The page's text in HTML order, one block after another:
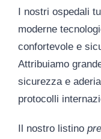
I nostri ospedali
moderne
confortevole e
Attribuiamo
sicurezza e
protocolli
Il nostro listino